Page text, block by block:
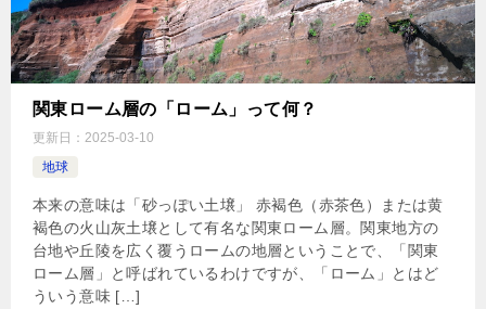
関東ローム層の「ローム」って何？
更新日： 2025-03-10
地球
本来の意味は「砂っぽい土壌」 赤褐色（赤茶色）または黄
褐色の火山灰土壌として有名な関東ローム層。関東地方の
台地や丘陵を広く覆うロームの地層ということで、「関東
ローム層」と呼ばれているわけですが、「ローム」とはど
ういう意味 […]